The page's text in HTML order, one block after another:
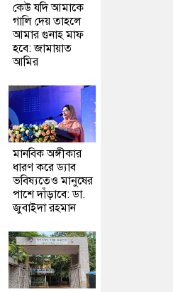
কেউ যদি আমাকে
গালি দেয় তাহলে
আমার গুনাহ মাফ
হবে: জামায়াত
আমির
মানবিক অঙ্গীকার
ধারণ করে ড্যাব
ভবিষ্যতেও মানুষের
পাশে দাঁড়াবে: ডা.
জুবাইদা রহমান